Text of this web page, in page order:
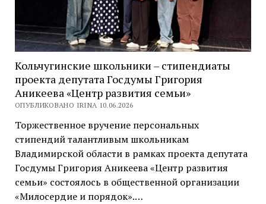
Кольчугинские школьники – стипендиаты
проекта депутата Госдумы Григория
Аникеева «Центр развития семьи»
ОПУБЛИКОВАНО IRINA 10.06.2026
Торжественное вручение персональных
стипендий талантливым школьникам
Владимирской области в рамках проекта депутата
Госдумы Григория Аникеева «Центр развития
семьи» состоялось в общественной организации
«Милосердие и порядок».…